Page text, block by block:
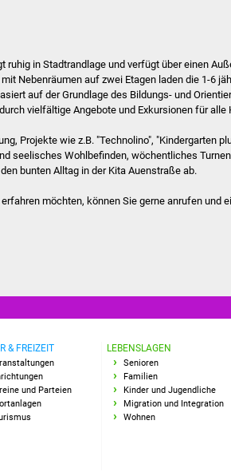
ruhig in Stadtrandlage und verfügt über einen
Nebenräumen auf zwei Etagen laden die 1-6
auf der Grundlage des Bildungs- und
vielfältige Angebote und Exkursionen für alle
Projekte wie z.B. "Technolino", "Kindergarten
seelisches Wohlbefinden, wöchentliches
bunten Alltag in der Kita Auenstraße ab.
möchten, können Sie gerne anrufen und
& FREIZEIT
und Parteien
LEBENSLAGEN
Senioren
Familien
Kinder und Jugendliche
Migration und Integration
Wohnen